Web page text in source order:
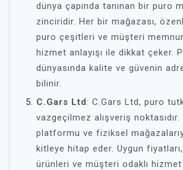
dünya çapında tanınan bir puro
zinciridir. Her bir mağazası,
puro çeşitleri ve müşteri
hizmet anlayışı ile dikkat çeker.
dünyasında kalite ve güvenin
bilinir.
C.Gars Ltd: C.Gars Ltd, puro
vazgeçilmez alışveriş noktasıdır.
platformu ve fiziksel
kitleye hitap eder. Uygun
ürünleri ve müşteri odaklı hizmet